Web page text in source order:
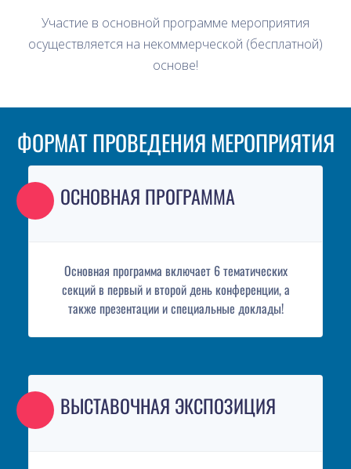
Участие в основной программе мероприятия
осуществляется на некоммерческой (бесплатной)
основе!
ФОРМАТ ПРОВЕДЕНИЯ МЕРОПРИЯТИЯ
ОСНОВНАЯ ПРОГРАММА
Основная программа включает 6 тематических
секций в первый и второй день конференции, а
также презентации и специальные доклады!
ВЫСТАВОЧНАЯ ЭКСПОЗИЦИЯ